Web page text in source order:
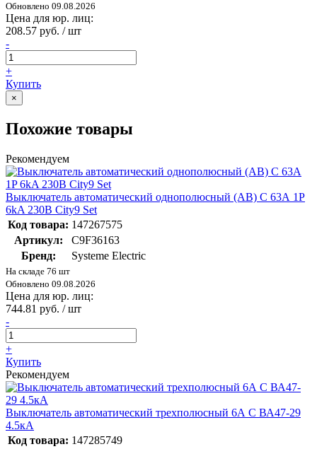
Обновлено 09.08.2026
Цена для юр. лиц:
208.57 руб. / шт
-
+
Купить
×
Похожие товары
Рекомендуем
Выключатель автоматический однополюсный (АВ) С 63А 1P
6kA 230В City9 Set
Код товара: 147267575
Артикул:
C9F36163
Бренд:
Systeme Electric
На складе 76 шт
Обновлено 09.08.2026
Цена для юр. лиц:
744.81 руб. / шт
-
+
Купить
Рекомендуем
Выключатель автоматический трехполюсный 6А С ВА47-29
4.5кА
Код товара: 147285749